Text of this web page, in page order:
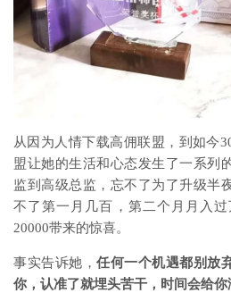
从因为人情下载高佣联盟，到如今
盟让她的生活和心态发生了一系列
监到高级总监，忘不了为了升级半
不了第一月几百，第二个月月入
20000带来的惊喜。
事实告诉她， 任何一个机遇都别放
你，认准了就埋头苦干，时间会给你